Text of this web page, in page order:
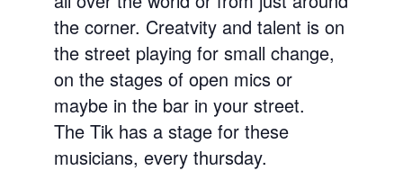
the corner. Creatvity and talent is on
the street playing for small change,
on the stages of open mics or
maybe in the bar in your street.
The Tik has a stage for these
musicians, every thursday.